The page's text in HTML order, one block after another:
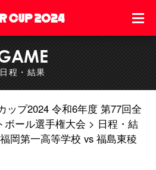
日程・結果
ップ2024 令和6年度 第77回全
ボール選手権大会
日程・結
岡第一高等学校 vs 福島東稜